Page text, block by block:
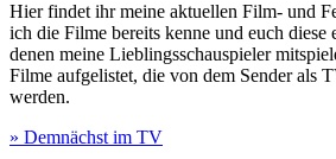
Hier findet ihr meine aktuellen Film- und
ich die Filme bereits kenne und euch diese
denen meine Lieblingsschauspieler
Filme aufgelistet, die von dem Sender als
werden.
» Demnächst im TV